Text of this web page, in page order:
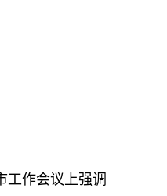
工作会议上强调